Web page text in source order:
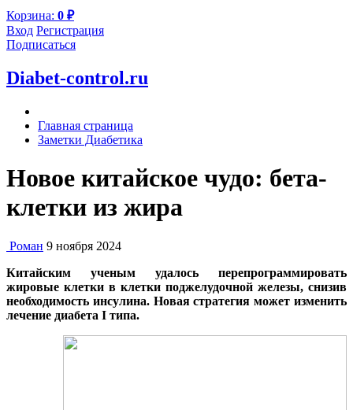
Корзина: 0 ₽
Вход Регистрация
Подписаться
Diabet-control.ru
Главная страница
Заметки Диабетика
Новое китайское чудо: бета-
клетки из жира
Роман 9 ноября 2024
Китайским ученым удалось перепрограммировать
жировые клетки в клетки поджелудочной железы, снизив
необходимость инсулина. Новая стратегия может изменить
лечение диабета I типа.